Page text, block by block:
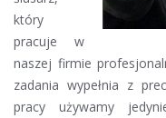
który
pracuje w
naszej firmie
zadania wypełnia z
pracy używamy